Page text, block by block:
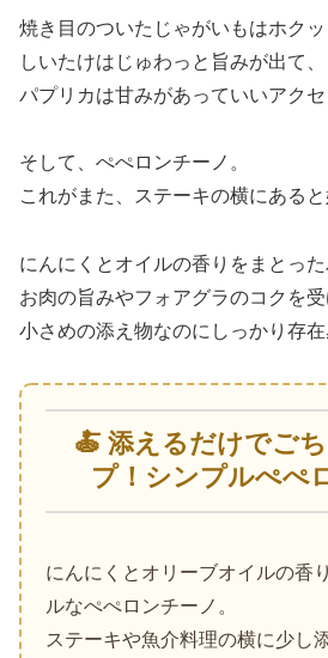
焼き目のついたじゃがいもはホクッ
しいたけはじゅわっと旨みが出て、
パプリカは甘みがあっていいアクセ
そして、ぺぺロンチーノ。
これがまた、ステーキの横にあると
にんにくとオイルの香りをまとった
お肉の旨みやフォアグラのコクを受
小さめの添え物なのにしっかり存在
🍝 添えるだけでご
プ！シンプルぺぺ
にんにくとオリーブオイルの香
ルなぺぺロンチーノ。
ステーキや魚介料理の横に少し